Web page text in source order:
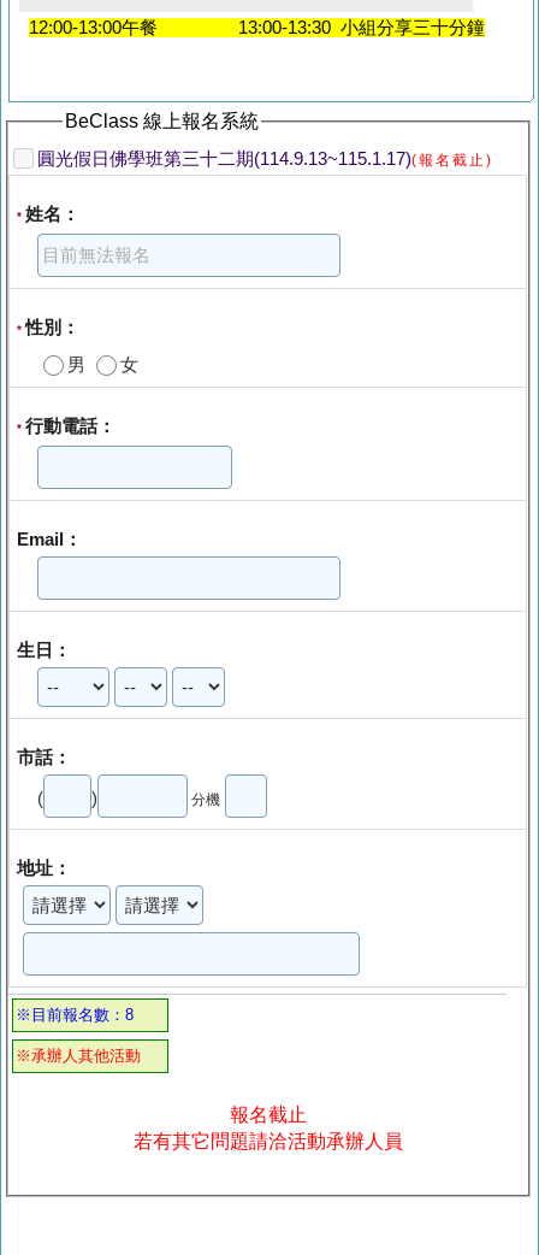
12:00-13:00午餐 13:00-13:30 小組分享三十分鐘
BeClass 線上報名系統
圓光假日佛學班第三十二期(114.9.13~115.1.17)(報名截止)
* 姓名：
*性別：
男
女
* 行動電話：
Email：
生日：
市話：
( ) 分機
地址：
※目前報名數：8
※承辦人其他活動
報名截止
若有其它問題請洽活動承辦人員